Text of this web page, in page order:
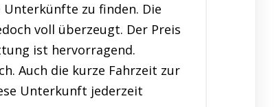
zu finden. Die
voll überzeugt. Der Preis
ist hervorragend.
Auch die kurze Fahrzeit zur
Unterkunft jederzeit